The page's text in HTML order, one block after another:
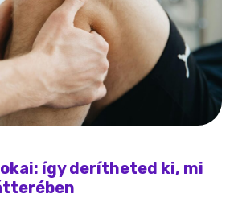
így derítheted ki, mi